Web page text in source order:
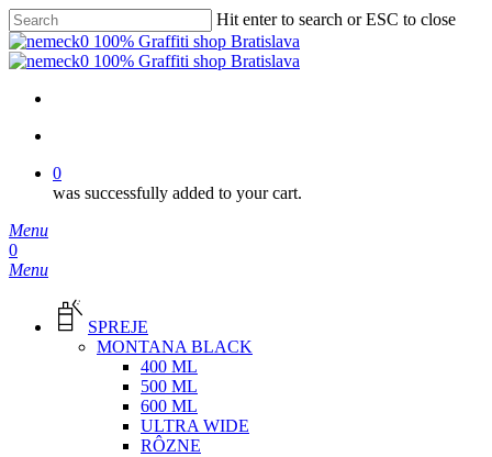
Skip
to
main
Hit enter to search or ESC to close
Close
Search
0
was successfully added to your cart.
Menu
search
0
Menu
SPREJE
MONTANA BLACK
400 ML
500 ML
600 ML
ULTRA WIDE
RÔZNE